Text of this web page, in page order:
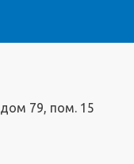
79, пом. 15